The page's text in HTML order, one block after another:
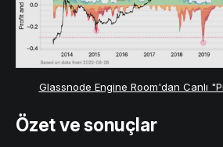
Glassnode Engine Room'dan Canlı
Özet ve sonuçlar